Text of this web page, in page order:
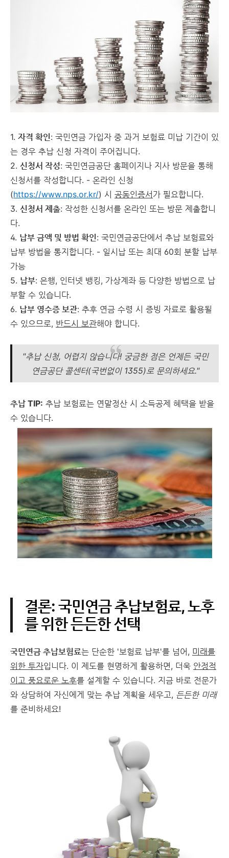
1. 자격 확인: 국민연금 가입자 중 과거 보험료 미납 기간이 있
는 경우 추납 신청 자격이 주어집니다.
2. 신청서 작성: 국민연금공단 홈페이지나 지사 방문을 통해
신청서를 작성합니다. - 온라인 신청
(https://www.nps.or.kr/) 시 공동인증서 가 필요합니다.
3. 신청서 제출: 작성한 신청서를 온라인 또는 방문 제출합니
다.
4. 납부 금액 및 방법 확인: 국민연금공단에서 추납 보험료와
납부 방법을 통지합니다. - 일시납 또는 최대 60회 분할 납부
가능
5. 납부: 은행, 인터넷 뱅킹, 가상계좌 등 다양한 방법으로 납
부할 수 있습니다.
6. 납부 영수증 보관: 추후 연금 수령 시 증빙 자료로 활용될
수 있으므로, 반드시 보관해야 합니다.
"추납 신청, 어렵지 않습니다! 궁금한 점은 언제든 국민
연금공단 콜센터(국번없이 1355)로 문의하세요."
추납 TIP: 추납 보험료는 연말정산 시 소득공제 혜택을 받을
수 있습니다.
결론: 국민연금 추납보험료, 노후
를 위한 든든한 선택
국민연금 추납보험료는 단순한 '보험료 납부'를 넘어, 미래를
위한 투자입니다. 이 제도를 현명하게 활용하면, 더욱 안정적
이고 풍요로운 노후를 설계할 수 있습니다. 지금 바로 전문가
와 상담하여 자신에게 맞는 추납 계획을 세우고, 든든한 미래
를 준비하세요!